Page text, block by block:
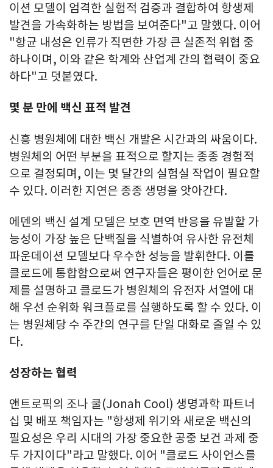
이션 모델이 엄격한 실험적 검증과 결합하여 항생제
발견을 가속화하는 방법을 보여준다"고 말했다. 이어
"항균 내성은 인류가 직면한 가장 큰 실존적 위협 중
하나이며, 이와 같은 학계와 산업계 간의 협력이 중요
하다"고 덧붙였다.
몇 분 만에 백신 표적 발견
신흥 병원체에 대한 백신 개발은 시간과의 싸움이다.
병원체의 어떤 부분을 표적으로 할지는 종종 경험적
으로 결정되며, 이는 몇 달간의 실험실 작업이 필요할
수 있다. 이러한 지연은 종종 생명을 앗아간다.
에덴의 백신 설계 모델은 보호 면역 반응을 유발할 가
능성이 가장 높은 단백질을 식별하여 유사한 유전체
파운데이션 모델보다 우수한 성능을 발휘한다. 이를
클로드에 통합함으로써 연구자들은 평이한 언어로 문
제를 설명하고 클로드가 병원체의 유전자 서열에 대
해 우선 순위화 워크플로를 실행하도록 할 수 있다. 이
는 병원체당 수 주간의 연구를 단일 대화로 줄일 수 있
다.
성장하는 협력
앤트로픽의 조나 쿨(Jonah Cool) 생명과학 파트너
십 및 배포 책임자는 "항생제 위기와 새로운 백신의
필요성은 우리 시대의 가장 중요한 공중 보건 과제 중
두 가지이다"라고 말했다. 이어 "클로드 사이언스를